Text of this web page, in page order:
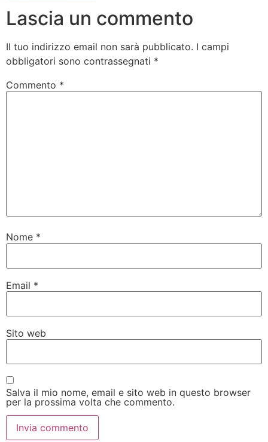
Lascia un commento
Il tuo indirizzo email non sarà pubblicato. I campi
obbligatori sono contrassegnati *
Commento *
Nome *
Email *
Sito web
Salva il mio nome, email e sito web in questo browser
per la prossima volta che commento.